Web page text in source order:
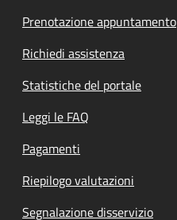
Prenotazione appuntamento
Richiedi assistenza
Statistiche del portale
Leggi le FAQ
Pagamenti
Riepilogo valutazioni
Segnalazione disservizio